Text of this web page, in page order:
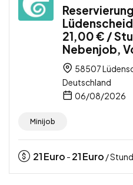
21,00 € /
Nebenjob,
58507
Deutschland
06/08/2026
Minijob
21Euro - 21Euro /